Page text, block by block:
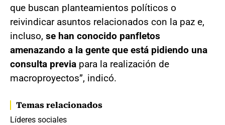
que buscan planteamientos políticos o
reivindicar asuntos relacionados con la paz e,
incluso, se han conocido panfletos
amenazando a la gente que está pidiendo una
consulta previa para la realización de
macroproyectos”, indicó.
Temas relacionados
Líderes sociales